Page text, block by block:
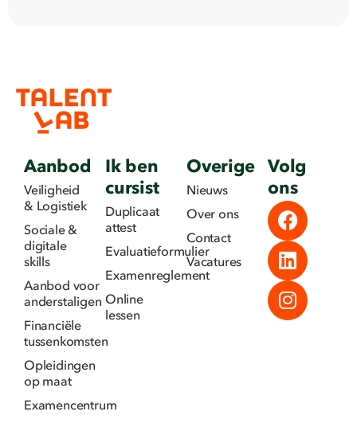
Aanbod
Veiligheid
& Logistiek
Sociale &
digitale
skills
Aanbod voor
anderstaligen
Financiële
tussenkomsten
Opleidingen
op maat
Examencentrum
Ik ben
cursist
Duplicaat
attest
Evaluatieformulier
Examenreglement
Online
lessen
Overige
Nieuws
Over ons
Contact
Vacatures
Volg
ons